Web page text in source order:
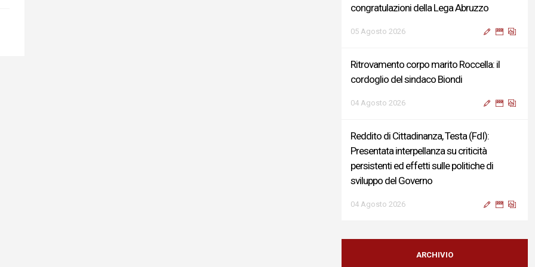
congratulazioni della Lega Abruzzo
05 Agosto 2026
Ritrovamento corpo marito Roccella: il
cordoglio del sindaco Biondi
04 Agosto 2026
Reddito di Cittadinanza, Testa (FdI):
Presentata interpellanza su criticità
persistenti ed effetti sulle politiche di
sviluppo del Governo
04 Agosto 2026
Sigismondi, Liris e Testa: “Profondo
cordoglio e vicinanza al Ministro Roccella e
ARCHIVIO